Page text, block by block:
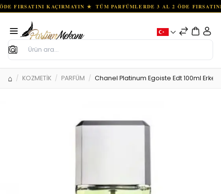
Ara
KOZMETİK PARFÜM Chanel Platinum Egoiste Edt 100ml